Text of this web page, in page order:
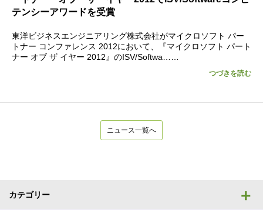
テンシーアワードを受賞
東洋ビジネスエンジニアリング株式会社がマイクロソフト パー
トナー コンファレンス 2012において、『マイクロソフト パート
ナー オブ ザ イヤー 2012』のISV/Softwa……
つづきを読む
ニュース一覧へ
カテゴリー